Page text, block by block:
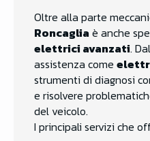
Oltre alla parte
Roncaglia è anche
elettrici avanzati.
assistenza come
strumenti di diagnosi
e risolvere
del veicolo.
I principali servizi che